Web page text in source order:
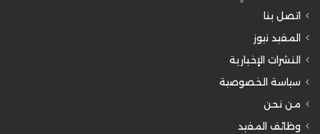
اتصل بنا
المفيد نيوز
النشرات الإخبارية
سياسة الخصوصية
من نحن
وظائف المفيد